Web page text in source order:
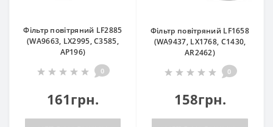
Фільтр повітряний LF2885
(WA9663, LX2995, C3585,
AP196)
0
161грн.
Фільтр повітряний LF1658
(WA9437, LX1768, C1430,
AR2462)
0
158грн.